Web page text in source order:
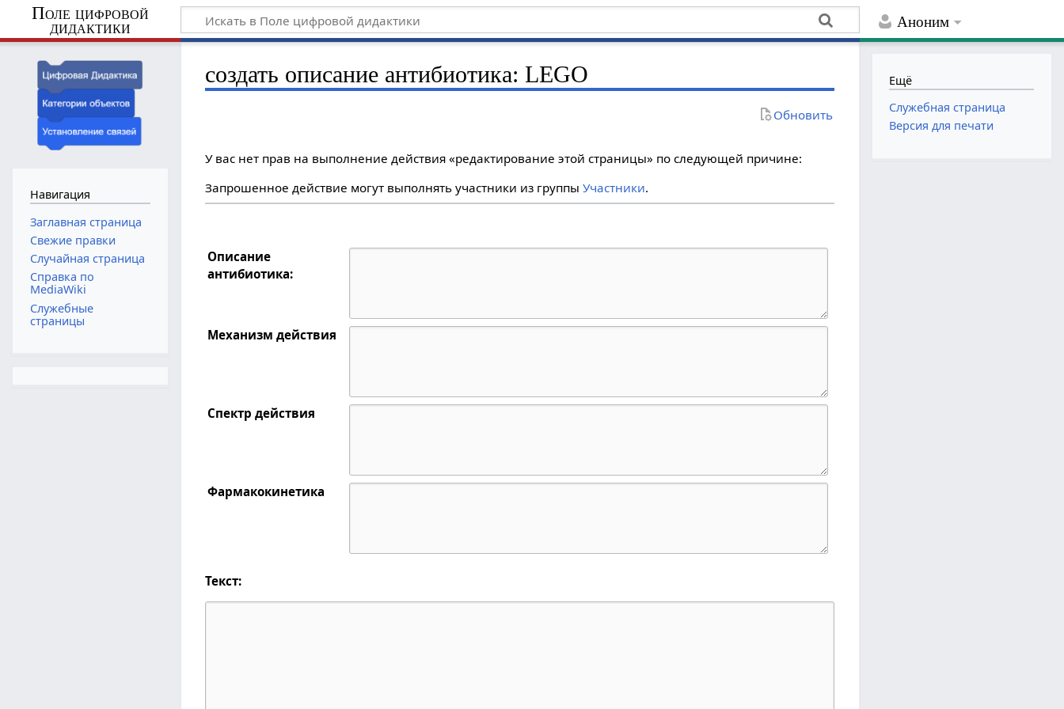
Аноним
Поле цифровой
дидактики
создать описание антибиотика: LEGO
Обновить
У вас нет прав на выполнение действия «редактирование этой страницы» по следующей причине:
Запрошенное действие могут выполнять участники из группыУчастники.
Описание
антибиотика:
Механизм действия
Спектр действия
Фармакокинетика
Текст:
Навигация
Заглавная страница
Свежие правки
Случайная страница
Справка по
MediaWiki
Служебные
страницы
Ещё
Служебная страница
Версия для печати